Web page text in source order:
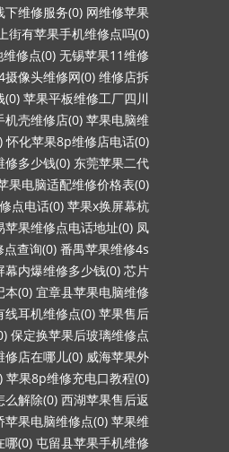
下维修服务(0) 网维修苹果
街有苹果手机维修点吗(0)
修点(0) 无锡苹果11维修
摄像头维修网(0) 维修店拆
(0) 苹果平板维修工厂四川
机壳维修店(0) 苹果电脑维
怀化苹果8p维修店电话(0)
修多少钱(0) 东莞苹果二代
果电脑适配维修价格表(0)
点电话(0) 苹果x换屏幕杭
苹果维修点电话地址(0) 凤
点查询(0) 番禺苹果维修4s
幕内爆维修多少钱(0) 芯片
本(0) 宜章县苹果电脑维修
线耳机维修点(0) 苹果售后
保定换苹果后玻璃维修点
修店在哪儿(0) 威海苹果外
苹果8p维修充电口教程(0)
么解除(0) 西湖苹果售后返
苹果电脑维修点(0) 苹果维
哪(0) 屯留县苹果手机维修